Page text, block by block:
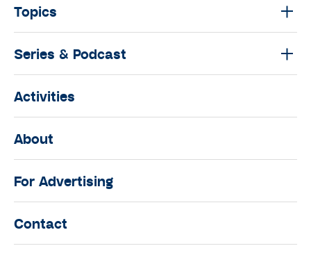
Topics
Series & Podcast
Activities
About
For Advertising
Contact